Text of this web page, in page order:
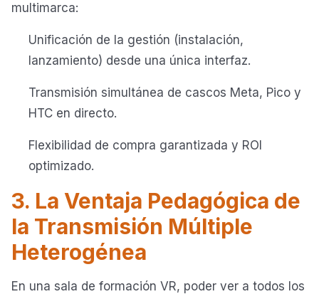
multimarca:
Unificación de la gestión (instalación,
lanzamiento) desde una única interfaz.
Transmisión simultánea de cascos Meta, Pico y
HTC en directo.
Flexibilidad de compra garantizada y ROI
optimizado.
3. La Ventaja Pedagógica de
la Transmisión Múltiple
Heterogénea
En una sala de formación VR, poder ver a todos los